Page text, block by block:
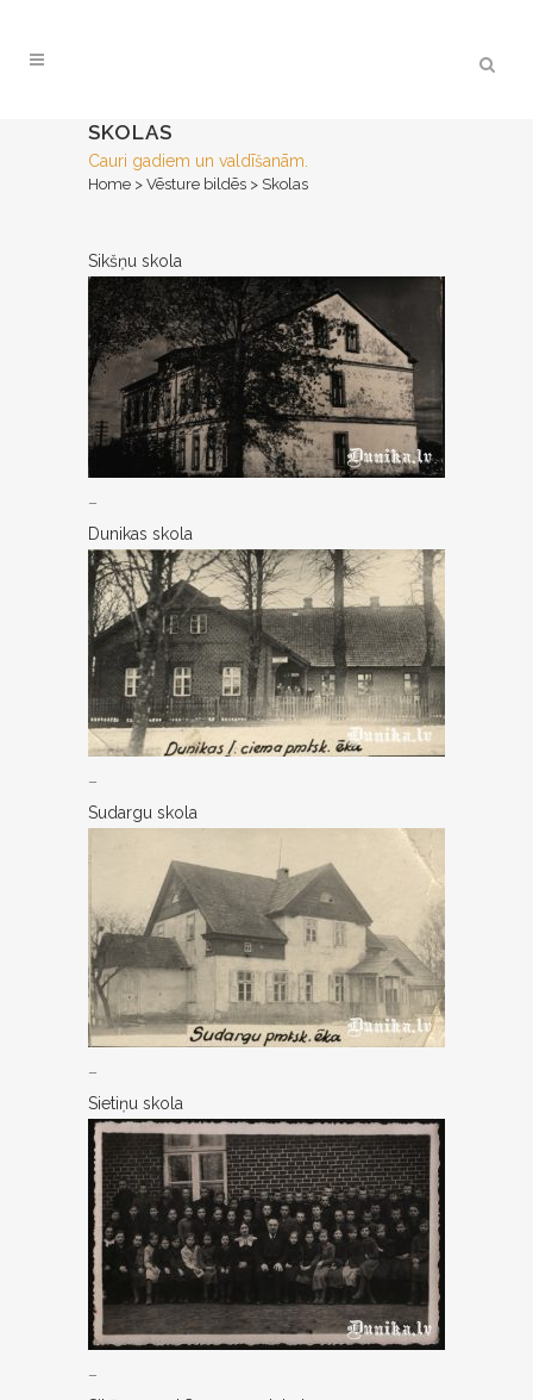
SKOLAS
Cauri gadiem un valdīšanām.
Home > Vēsture bildēs > Skolas
Sikšņu skola
–
Dunikas skola
–
Sudargu skola
–
Sietiņu skola
–